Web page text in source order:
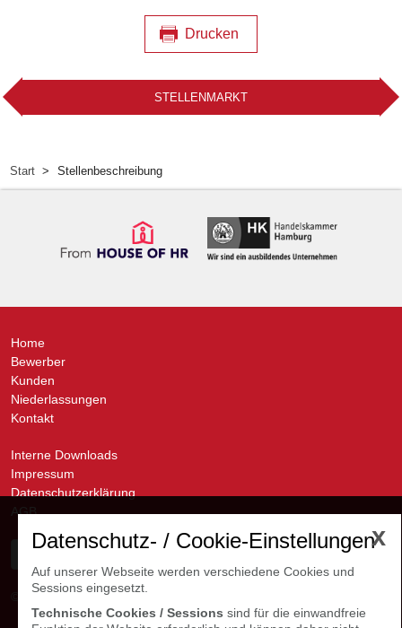
Drucken
STELLENMARKT
Start Stellenbeschreibung
Home
Bewerber
Kunden
Niederlassungen
Kontakt
Interne Downloads
Impressum
Datenschutzerklärung
AGB
© avanti GmbHKontakte Niederlassungen
x
Datenschutz- / Cookie-Einstellungen
Auf unserer Webseite werden verschiedene Cookies und
Sessions eingesetzt.
Technische Cookies / Sessions sind für die einwandfreie